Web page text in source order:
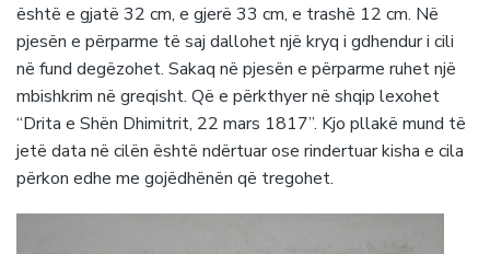
është e gjatë 32 cm, e gjerë 33 cm, e trashë 12 cm. Në
pjesën e përparme të saj dallohet një kryq i gdhendur i cili
në fund degëzohet. Sakaq në pjesën e përparme ruhet një
mbishkrim në greqisht. Që e përkthyer në shqip lexohet
“Drita e Shën Dhimitrit, 22 mars 1817”. Kjo pllakë mund të
jetë data në cilën është ndërtuar ose rindertuar kisha e cila
përkon edhe me gojëdhënën që tregohet.